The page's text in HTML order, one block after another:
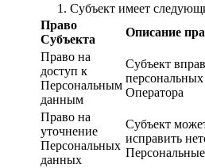
Субъект имеет
Право
Субъекта
Описание
Право на
доступ к
Персональным
данным
Субъект
Оператора
Право на
уточнение
Персональных
данных
Субъект
исправить